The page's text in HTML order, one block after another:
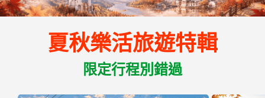
夏秋樂活旅遊特輯
限定行程別錯過